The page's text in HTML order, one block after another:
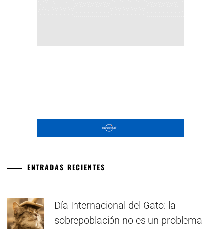
ENTRADAS RECIENTES
Día Internacional del Gato: la
sobrepoblación no es un problema